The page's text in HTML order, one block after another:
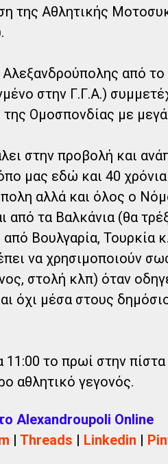
της Αθλητικής
από το
στην Γ.Γ.Α.)
Ομοσπονδίας με
στην προβολή και
μας εδώ και 40
αλλά και όλος ο
από τα Βαλκάνια (θα
Βουλγαρία, Τουρκία
να χρησιμοποιούν
στολή κλπ) όταν
όχι μέσα στους
το πρωί στην
αθλητικό γεγονός.
Alexandroupoli Online
| Threads | Linkedin |